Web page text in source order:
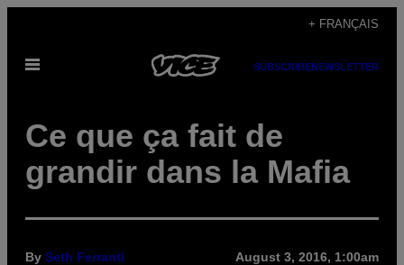
content
+ FRANÇAIS
Open
SUBSCRIBENEWSLETTER
Ce que ça fait de
grandir dans la Mafia
By Seth Ferranti August 3, 2016, 1:00am